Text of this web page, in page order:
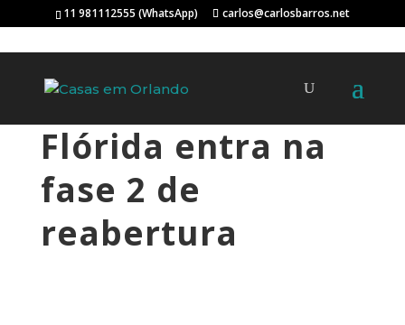
11 981112555 (WhatsApp) carlos@carlosbarros.net
Flórida entra na
fase 2 de
reabertura